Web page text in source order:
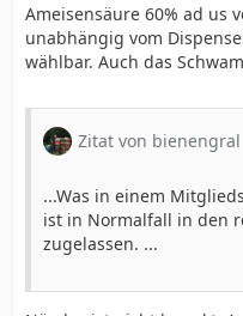
Ameisensäure 60% ad us
unabhängig vom
wählbar. Auch das
Zitat von bienengral
...Was in einem
ist in Normalfall in den
zugelassen. ...